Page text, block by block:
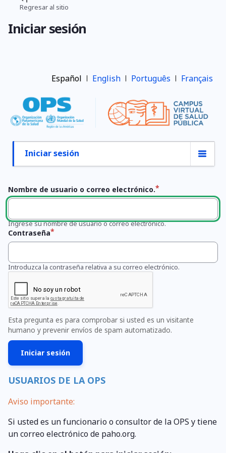
Pasar
contenido
Ruta
de
Regresar al sitio
Iniciar sesión
Español English Português Français
Primary
Iniciar sesión
Nombre de usuario o correo electrónico.
Ingrese su nombre de usuario o correo electrónico.
Contraseña
Introduzca la contraseña relativa a su correo electrónico.
Esta pregunta es para comprobar si usted es un visitante
humano y prevenir envíos de spam automatizado.
USUARIOS DE LA OPS
Aviso importante:
Si usted es un funcionario o consultor de la OPS y tiene
un correo electrónico de paho.org.